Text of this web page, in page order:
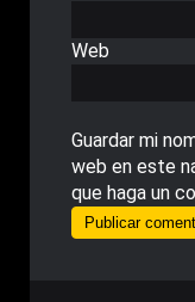
Web
Guardar mi
web en este
que haga un